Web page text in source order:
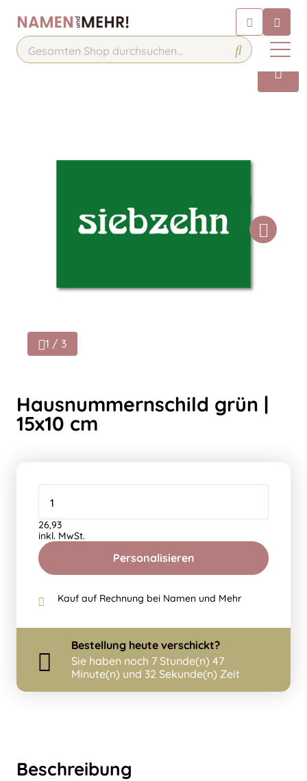
Chatten Sie 24/7 mit unserem
hilfreichen Chatbot
Kontakt
Beschreibung
1 / 3
Hausnummernschild grün |
15x10 cm
Personalisieren
26,93
inkl. MwSt.
Kauf auf Rechnung bei Namen und Mehr
Bestellung heute verschickt?
Sie haben noch 7 Stunde(n) 47
Minute(n) und 32 Sekunde(n) Zeit